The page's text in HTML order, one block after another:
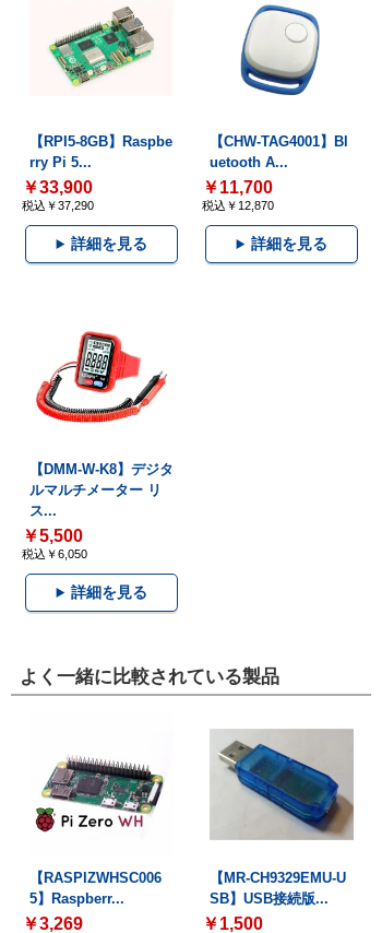
【RPI5-8GB】Raspbe
rry Pi 5...
￥33,900
税込￥37,290
詳細を見る
【CHW-TAG4001】Bl
uetooth A...
￥11,700
税込￥12,870
詳細を見る
【DMM-W-K8】デジタ
ルマルチメーター リ
ス...
￥5,500
税込￥6,050
詳細を見る
よく一緒に比較されている製品
【RASPIZWHSC006
5】Raspberr...
￥3,269
【MR-CH9329EMU-U
SB】USB接続版...
￥1,500